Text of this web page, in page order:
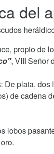
del
propio de
, VIII Señor
De plata,
de cadena
lobos